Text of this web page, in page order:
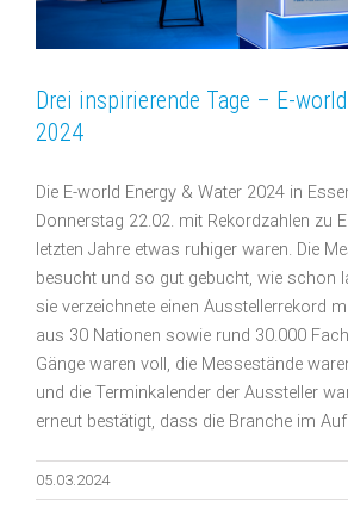
Drei inspirierende Tage – E-
2024
Die E-world Energy & Water 2024 in
Donnerstag 22.02. mit Rekordzahlen zu
letzten Jahre etwas ruhiger waren. Die
besucht und so gut gebucht, wie schon
sie verzeichnete einen Ausstellerrekord
aus 30 Nationen sowie rund 30.000
Gänge waren voll, die Messestände
und die Terminkalender der Aussteller
erneut bestätigt, dass die Branche im
05.03.2024